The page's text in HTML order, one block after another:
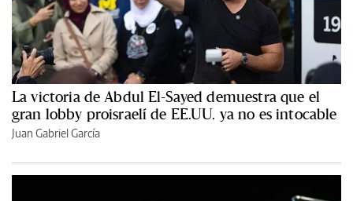
La victoria de Abdul El-Sayed demuestra que el
gran lobby proisraelí de EE.UU. ya no es intocable
Juan Gabriel García